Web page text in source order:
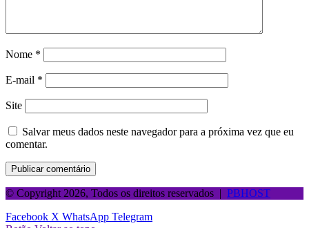
Nome *
E-mail *
Site
Salvar meus dados neste navegador para a próxima vez que eu
comentar.
© Copyright 2026, Todos os direitos reservados | PBHOST
Facebook X WhatsApp Telegram